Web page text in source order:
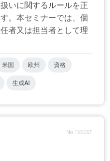
いに関するルールを正
。本セミナーでは、個
者又は担当者として理
米国 欧州 資格
生成AI
No.155067